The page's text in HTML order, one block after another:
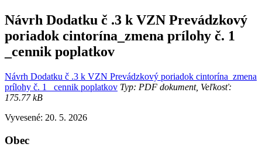
Návrh Dodatku č .3 k VZN Prevádzkový
poriadok cintorína_zmena prílohy č. 1
_cennik poplatkov
Návrh Dodatku č .3 k VZN Prevádzkový poriadok cintorína_zmena
prílohy č. 1 _cennik poplatkov Typ: PDF dokument, Veľkosť:
175.77 kB
Vyvesené: 20. 5. 2026
Obec